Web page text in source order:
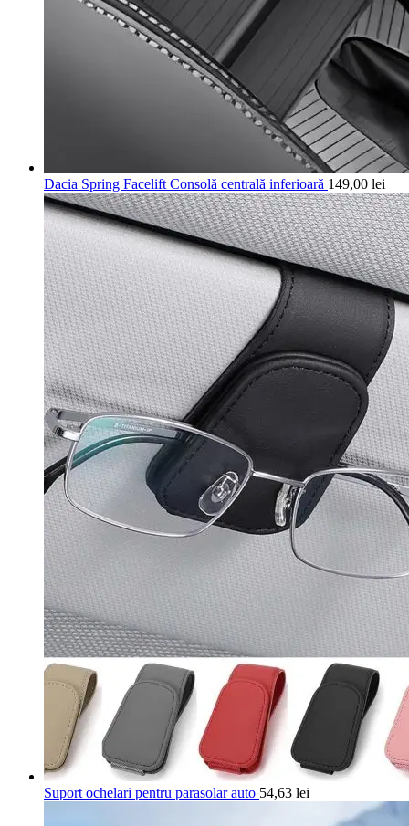
Dacia Spring Facelift Consolă centrală inferioară 149,00 lei
Suport ochelari pentru parasolar auto 54,63 lei